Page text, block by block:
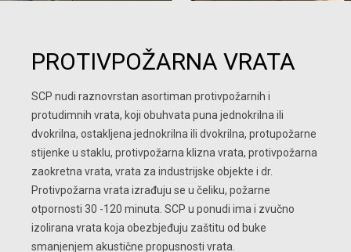
PROTIVPOŽARNA VRATA
SCP nudi raznovrstan asortiman protivpožarnih i
protudimnih vrata, koji obuhvata puna jednokrilna ili
dvokrilna, ostakljena jednokrilna ili dvokrilna, protupožarne
stijenke u staklu, protivpožarna klizna vrata, protivpožarna
zaokretna vrata, vrata za industrijske objekte i dr.
Protivpožarna vrata izrađuju se u čeliku, požarne
otpornosti 30 -120 minuta. SCP u ponudi ima i zvučno
izolirana vrata koja obezbjeđuju zaštitu od buke
smanjenjem akustične propusnosti vrata.